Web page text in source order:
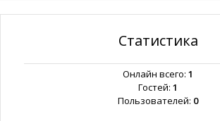
Статистика
Онлайн всего: 1
Гостей: 1
Пользователей: 0